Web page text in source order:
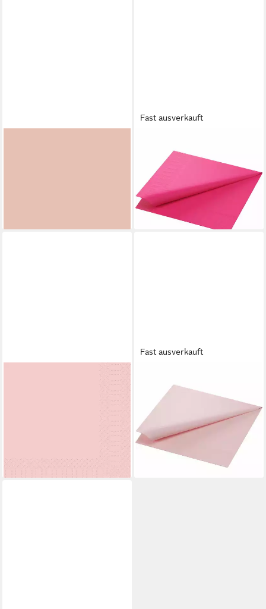
Fast ausverkauft
Papierserviette 250 DUNI
Servietten, fuchsia, 3-lag.,
33x33 cm, 1/4 Falz 165536
15,46 €
(0,06 €/ 1 Stk)
lieferbar - in 2-3 Werktagen bei dir
Papierserviette 1000 DUNI
Servietten, mellow rose, 3-
lieferbar - in 2-3 Werktagen bei dir
Fast ausverkauft
Papierserviette 1000 Duni
Servietten, mellow rose, 3-
lag., 40x40 cm, 1/4 Falz,
174174
65,55 €
(0,07 €/ 1 Stk)
lieferbar - in 2-3 Werktagen bei dir